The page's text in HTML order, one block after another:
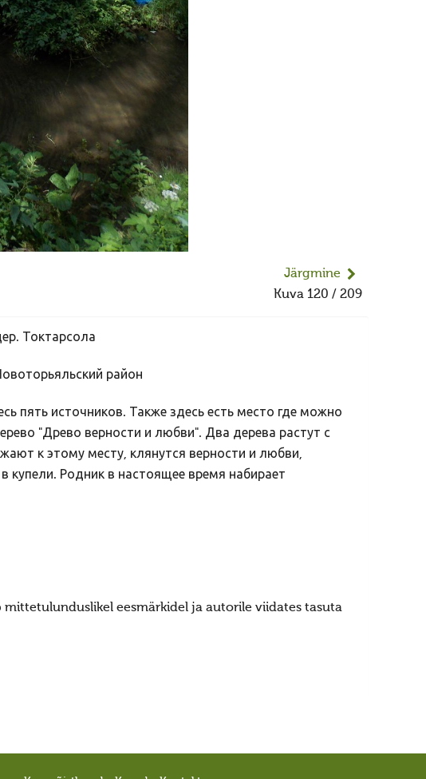
Järgmine
Kuva 120 / 209
Токтарсола
район
пять источников. Также здесь есть место где можно
"Древо верности и любви". Два дерева растут с
к этому месту, клянутся верности и любви,
купели. Родник в настоящее время набирает
mittetulunduslikel eesmärkidel ja autorile viidates tasuta